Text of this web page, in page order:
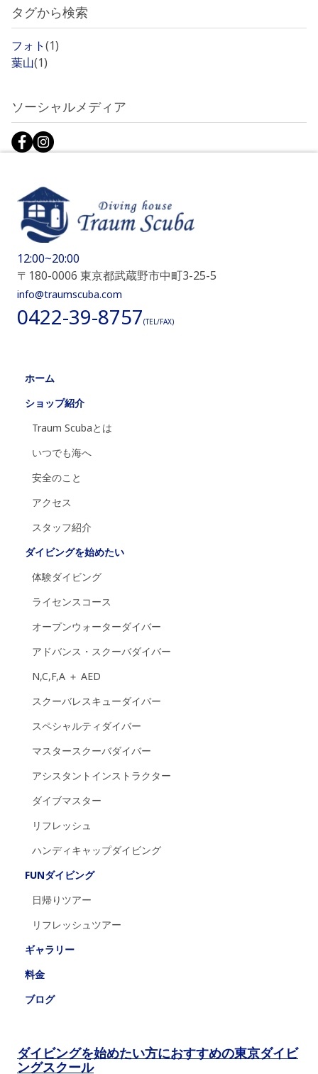
タグから検索
フォト(1)
葉山(1)
ソーシャルメディア
12:00~20:00
〒180-0006 東京都武蔵野市中町3-25-5
info@traumscuba.com
0422-39-8757(TEL/FAX)
ホーム
ショップ紹介
Traum Scubaとは
いつでも海へ
安全のこと
アクセス
スタッフ紹介
ダイビングを始めたい
体験ダイビング
ライセンスコース
オープンウォーターダイバー
アドバンス・スクーバダイバー
N,C,F,A ＋ AED
スクーバレスキューダイバー
スペシャルティダイバー
マスタースクーバダイバー
アシスタントインストラクター
ダイブマスター
リフレッシュ
ハンディキャップダイビング
FUNダイビング
日帰りツアー
リフレッシュツアー
ギャラリー
料金
ブログ
ダイビングを始めたい方におすすめの東京ダイビ
ングスクール